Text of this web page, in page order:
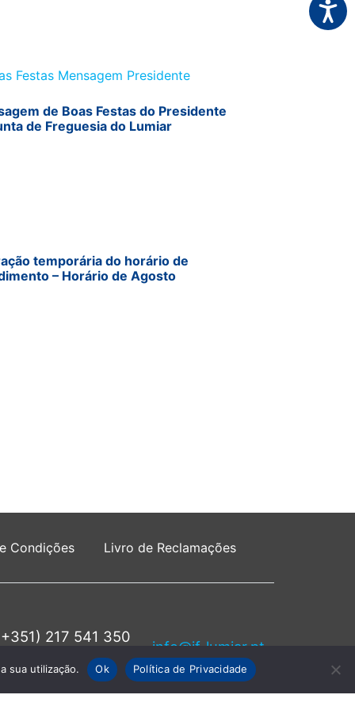
de Boas Festas do Presidente
de Freguesia do Lumiar
temporária do horário de
– Horário de Agosto
Condições Livro de Reclamações
217 541 350
info@jf-lumiar.pt
sua utilização. Ok Política de Privacidade